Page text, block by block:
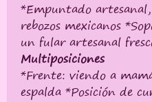
*Empuntado
rebozos mexicanos
un fular artesanal
Multiposiciones
*Frente: viendo a
espalda *Posición de